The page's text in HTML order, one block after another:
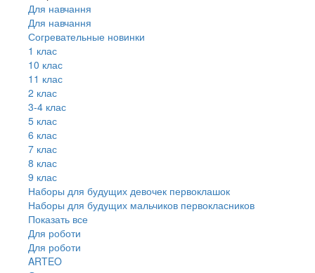
Для навчання
Для навчання
Согревательные новинки
1 клас
10 клас
11 клас
2 клас
3-4 клас
5 клас
6 клас
7 клас
8 клас
9 клас
Наборы для будущих девочек первоклашок
Наборы для будущих мальчиков первокласников
Показать все
Для роботи
Для роботи
ARTEO